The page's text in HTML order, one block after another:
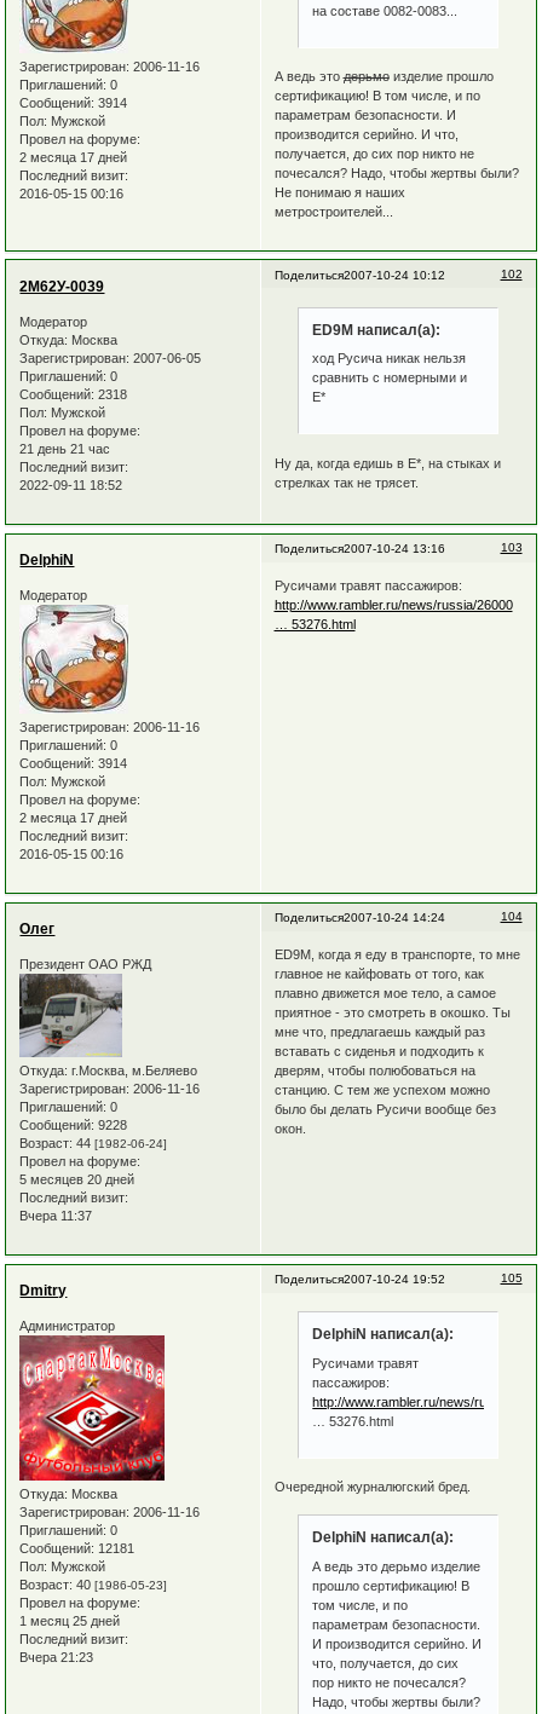
Зарегистрирован: 2006-11-16
Приглашений: 0
Сообщений: 3914
Пол: Мужской
Провел на форуме:
2 месяца 17 дней
Последний визит:
2016-05-15 00:16
на составе 0082-0083...
А ведь этодерьмоизделие прошло
сертификацию! В том числе, и по
параметрам безопасности. И
производится серийно. И что,
получается, до сих пор никто не
почесался? Надо, чтобы жертвы были?
Не понимаю я наших
метростроителей...
Поделиться 102
2007-10-24 10:12
2М62У-0039
Модератор
Откуда: Москва
Зарегистрирован: 2007-06-05
Приглашений: 0
Сообщений: 2318
Пол: Мужской
Провел на форуме:
21 день 21 час
Последний визит:
2022-09-11 18:52
ED9M написал(а):
ход Русича никак нельзя
сравнить с номерными и
Е*
Ну да, когда едишь в Е*, на стыках и
стрелках так не трясет.
Поделиться 103
2007-10-24 13:16
DelphiN
Модератор
Зарегистрирован: 2006-11-16
Приглашений: 0
Сообщений: 3914
Пол: Мужской
Провел на форуме:
2 месяца 17 дней
Последний визит:
2016-05-15 00:16
Русичами травят пассажиров:
http://www.rambler.ru/news/russia/26000
… 53276.html
Поделиться 104
2007-10-24 14:24
Олег
Президент ОАО РЖД
Откуда: г.Москва, м.Беляево
Зарегистрирован: 2006-11-16
Приглашений: 0
Сообщений: 9228
Возраст: 44[1982-06-24]
Провел на форуме:
5 месяцев 20 дней
Последний визит:
Вчера 11:37
ED9M, когда я еду в транспорте, то мне
главное не кайфовать от того, как
плавно движется мое тело, а самое
приятное - это смотреть в окошко. Ты
мне что, предлагаешь каждый раз
вставать с сиденья и подходить к
дверям, чтобы полюбоваться на
станцию. С тем же успехом можно
было бы делать Русичи вообще без
окон.
Поделиться 105
2007-10-24 19:52
Dmitry
Администратор
Откуда: Москва
Зарегистрирован: 2006-11-16
Приглашений: 0
Сообщений: 12181
Пол: Мужской
Возраст: 40[1986-05-23]
Провел на форуме:
1 месяц 25 дней
Последний визит:
Вчера 21:23
DelphiN написал(а):
Русичами травят
пассажиров:
http://www.rambler.ru/news/russia/
… 53276.html
Очередной журналюгский бред.
DelphiN написал(а):
А ведь это дерьмо изделие
прошло сертификацию! В
том числе, и по
параметрам безопасности.
И производится серийно. И
что, получается, до сих
пор никто не почесался?
Надо, чтобы жертвы были?